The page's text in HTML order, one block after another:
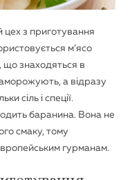
цех з приготування
м’ясо
що знаходяться в
а відразу
сіль і спеції.
баранина. Вона не
смаку, тому
гурманам.